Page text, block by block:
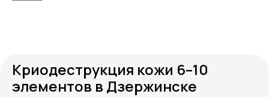
Криодеструкция кожи 6–10
элементов в Дзержинске